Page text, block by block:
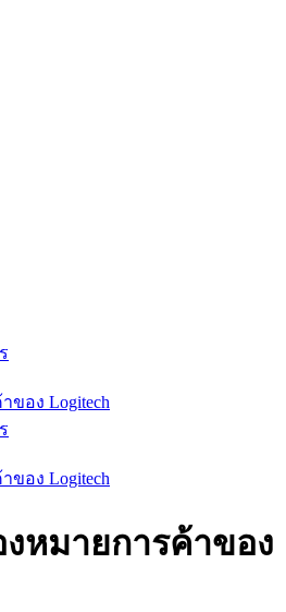
ของ Logitech
ของ Logitech
หมายการค้าของ